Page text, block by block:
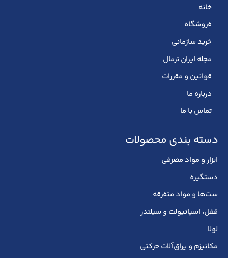
خانه
فروشگاه
خرید سازمانی
مجله ایران ترمال
قوانین و مقررات
درباره ما
تماس با ما
دسته بندی محصولات
ابزار و مواد مصرفی
دستگیره
ست‌ها و مواد متفرقه
قفل، اسپانیولت و سیلندر
لولا
مکانیزم و یراق‌آلات حرکتی